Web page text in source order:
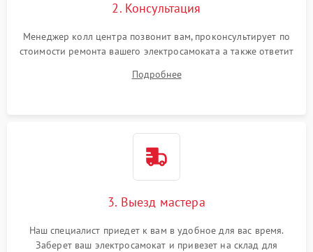
2. Консультация
Менеджер колл центра позвонит вам, проконсультирует по
стоимости ремонта вашего электросамоката а также ответит
Подробнее
3. Выезд мастера
Наш специалист приедет к вам в удобное для вас время.
Заберет ваш электросамокат и привезет на склад для